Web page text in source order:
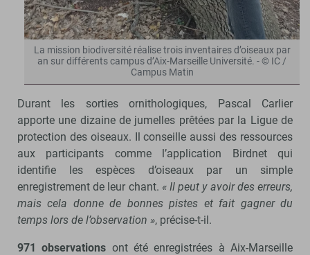
La mission biodiversité réalise trois inventaires d’oiseaux par
an sur différents campus d’Aix-Marseille Université. - © IC /
Campus Matin
Durant les sorties ornithologiques, Pascal Carlier
apporte une dizaine de jumelles prêtées par la Ligue de
protection des oiseaux. Il conseille aussi des ressources
aux participants comme l’application Birdnet qui
identifie les espèces d’oiseaux par un simple
enregistrement de leur chant. « Il peut y avoir des erreurs,
mais cela donne de bonnes pistes et fait gagner du
temps lors de l’observation », précise-t-il.
971 observations ont été enregistrées à Aix-Marseille